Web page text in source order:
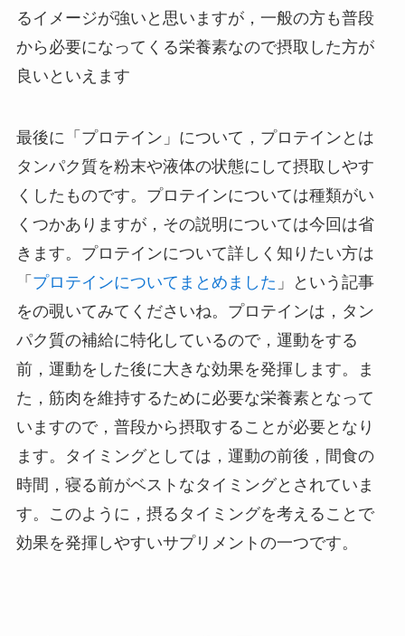
るイメージが強いと思いますが，一般の方も普段
から必要になってくる栄養素なので摂取した方が
良いといえます
最後に「プロテイン」について，プロテインとは
タンパク質を粉末や液体の状態にして摂取しやす
くしたものです。プロテインについては種類がい
くつかありますが，その説明については今回は省
きます。プロテインについて詳しく知りたい方は
「 プロテインについてまとめました 」という記事
をの覗いてみてくださいね。プロテインは，タン
パク質の補給に特化しているので，運動をする
前，運動をした後に大きな効果を発揮します。ま
た，筋肉を維持するために必要な栄養素となって
いますので，普段から摂取することが必要となり
ます。タイミングとしては，運動の前後，間食の
時間，寝る前がベストなタイミングとされていま
す。このように，摂るタイミングを考えることで
効果を発揮しやすいサプリメントの一つです。